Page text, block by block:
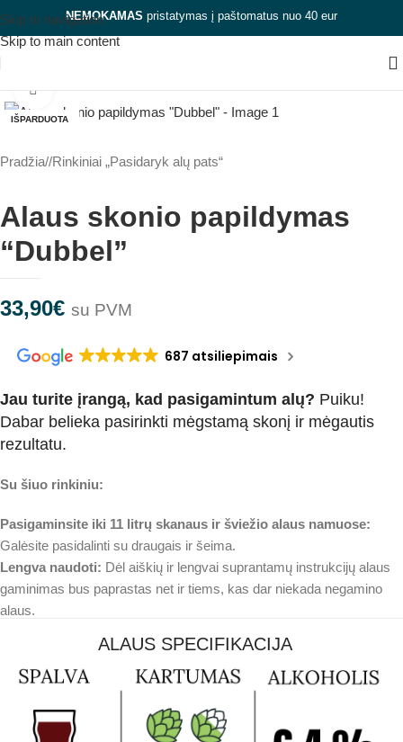
Skip to navigation
Skip to main content
NEMOKAMAS pristatymas į paštomatus nuo 40 eur
IŠPARDUOTA
Spauskite, kad padidintumėte
Pradžia/ Rinkiniai „Pasidaryk alų pats“
Alaus skonio papildymas
“Dubbel”
33,90€ su PVM
687 atsiliepimais
Jau turite įrangą, kad pasigamintum alų? Puiku!
Dabar belieka pasirinkti mėgstamą skonį ir mėgautis
rezultatu.
Su šiuo rinkiniu:
Pasigaminsite iki 11 litrų skanaus ir šviežio alaus namuose:
Galėsite pasidalinti su draugais ir šeima.
Lengva naudoti: Dėl aiškių ir lengvai suprantamų instrukcijų alaus
gaminimas bus paprastas net ir tiems, kas dar niekada negamino
alaus.
ALAUS SPECIFIKACIJA